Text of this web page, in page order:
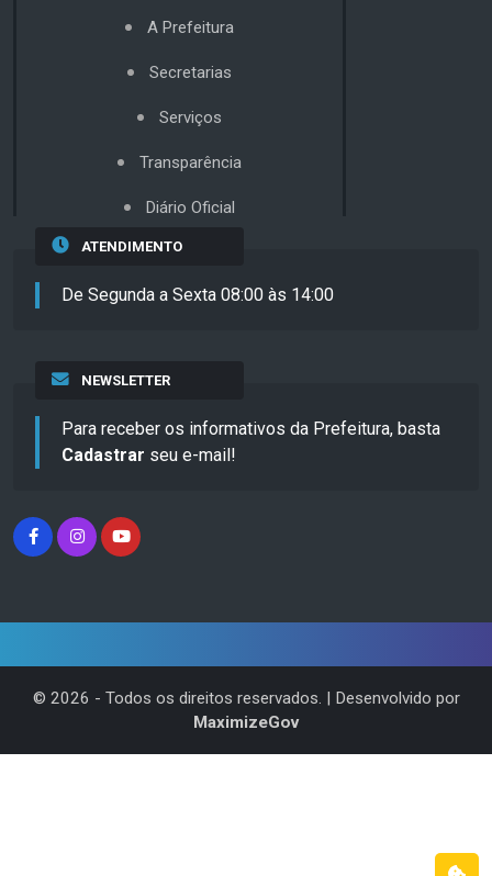
A Prefeitura
Secretarias
Serviços
Transparência
Diário Oficial
ATENDIMENTO
De Segunda a Sexta 08:00 às 14:00
NEWSLETTER
Para receber os informativos da Prefeitura, basta
Cadastrar seu e-mail!
© 2026 - Todos os direitos reservados. | Desenvolvido por
MaximizeGov